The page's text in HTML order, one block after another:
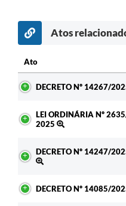
Atos
Ato
DECRETO Nº 14267/
LEI ORDINÁRIA Nº
2025
DECRETO Nº 14247/
DECRETO Nº 14085/